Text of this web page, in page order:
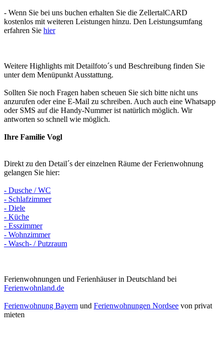
- Wenn Sie bei uns buchen erhalten Sie die ZellertalCARD
kostenlos mit weiteren Leistungen hinzu. Den Leistungsumfang
erfahren Sie hier
Weitere Highlights mit Detailfoto´s und Beschreibung finden Sie
unter dem Menüpunkt Ausstattung.
Sollten Sie noch Fragen haben scheuen Sie sich bitte nicht uns
anzurufen oder eine E-Mail zu schreiben. Auch auch eine Whatsapp
oder SMS auf die Handy-Nummer ist natürlich möglich. Wir
antworten so schnell wie möglich.
Ihre Familie Vogl
Direkt zu den Detail´s der einzelnen Räume der Ferienwohnung
gelangen Sie hier:
- Dusche / WC
- Schlafzimmer
- Diele
- Küche
- Esszimmer
- Wohnzimmer
- Wasch- / Putzraum
Ferienwohnungen und Ferienhäuser in Deutschland bei
Ferienwohnland.de
Ferienwohnung Bayern und Ferienwohnungen Nordsee von privat
mieten